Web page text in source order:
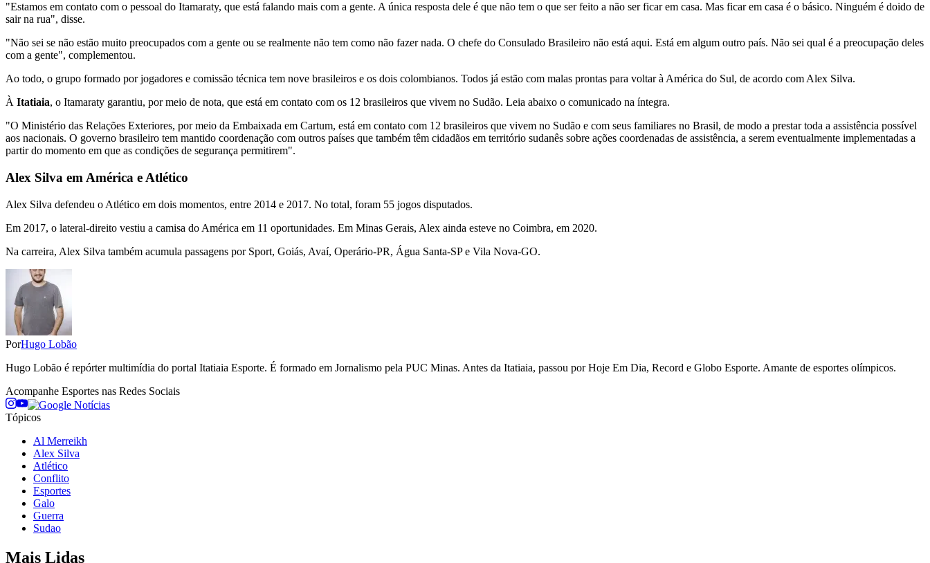
"Estamos em contato com o pessoal do Itamaraty, que está falando mais com a gente. A única resposta dele é que não tem o que ser feito a não ser ficar em casa. Mas ficar em casa é o básico. Ninguém é doido de
sair na rua", disse.
"Não sei se não estão muito preocupados com a gente ou se realmente não tem como não fazer nada. O chefe do Consulado Brasileiro não está aqui. Está em algum outro país. Não sei qual é a preocupação deles
com a gente", complementou.
Ao todo, o grupo formado por jogadores e comissão técnica tem nove brasileiros e os dois colombianos. Todos já estão com malas prontas para voltar à América do Sul, de acordo com Alex Silva.
À Itatiaia, o Itamaraty garantiu, por meio de nota, que está em contato com os 12 brasileiros que vivem no Sudão. Leia abaixo o comunicado na íntegra.
"O Ministério das Relações Exteriores, por meio da Embaixada em Cartum, está em contato com 12 brasileiros que vivem no Sudão e com seus familiares no Brasil, de modo a prestar toda a assistência possível
aos nacionais. O governo brasileiro tem mantido coordenação com outros países que também têm cidadãos em território sudanês sobre ações coordenadas de assistência, a serem eventualmente implementadas a
partir do momento em que as condições de segurança permitirem".
Alex Silva em América e Atlético
Alex Silva defendeu o Atlético em dois momentos, entre 2014 e 2017. No total, foram 55 jogos disputados.
Em 2017, o lateral-direito vestiu a camisa do América em 11 oportunidades. Em Minas Gerais, Alex ainda esteve no Coimbra, em 2020.
Na carreira, Alex Silva também acumula passagens por Sport, Goiás, Avaí, Operário-PR, Água Santa-SP e Vila Nova-GO.
PorHugo Lobão
Hugo Lobão é repórter multimídia do portal Itatiaia Esporte. É formado em Jornalismo pela PUC Minas. Antes da Itatiaia, passou por Hoje Em Dia, Record e Globo Esporte. Amante de esportes olímpicos.
Acompanhe Esportes nas Redes Sociais
Tópicos
Al Merreikh
Alex Silva
Atlético
Conflito
Esportes
Galo
Guerra
Sudao
Mais Lidas